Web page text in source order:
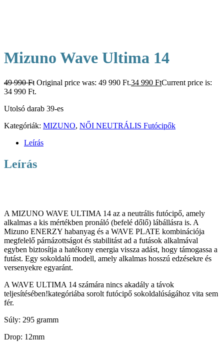
Mizuno Wave Ultima 14
49 990Ft Original price was: 49 990 Ft.34 990 FtCurrent price is:
34 990 Ft.
Utolsó darab 39-es
Kategóriák: MIZUNO, NŐI NEUTRÁLIS Futócipők
Leírás
Leírás
A MIZUNO WAVE ULTIMA 14 az a neutrális futócipő, amely
alkalmas a kis mértékben pronáló (befelé dőlő) lábállásra is. A
Mizuno ENERZY habanyag és a WAVE PLATE kombinációja
megfelelő párnázottságot és stabilitást ad a futások alkalmával
egyben biztosítja a hatékony energia vissza adást, hogy támogassa a
futást. Egy sokoldalú modell, amely alkalmas hosszú edzésekre és
versenyekre egyaránt.
A WAVE ULTIMA 14 számára nincs akadály a távok
teljesítésében!kategóriába sorolt futócipő sokoldalúságához vita sem
fér.
Súly: 295 gramm
Drop: 12mm